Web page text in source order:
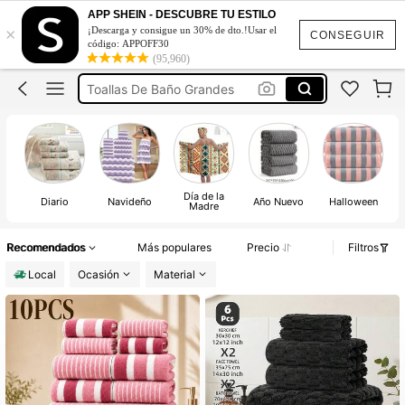
CONSEGUIR
×
APP SHEIN - DESCUBRE TU ESTILO
¡Descarga y consigue un 30% de dto.!Usar el
código: APPOFF30
(95,960)
Toallas De Baño Para Manos
Toallas De Baño
Toallas De Baño Grandes
Toallas De Baño Para Manos
Toallas De Baño
Diario Navideño Día de la
Madre Año Nuevo Halloween
Recomendados Más populares Precio
Filtros
Local
Ocasión Material